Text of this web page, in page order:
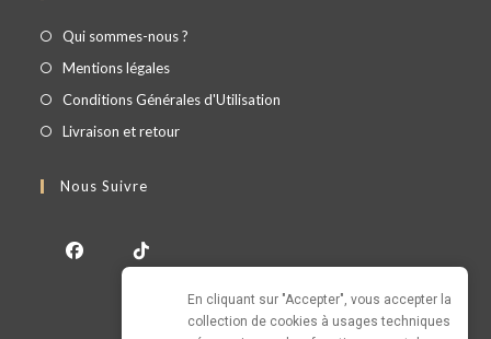
Qui sommes-nous ?
Mentions légales
Conditions Générales d'Utilisation
Livraison et retour
Nous Suivre
En cliquant sur "Accepter", vous accepter la
collection de cookies à usages techniques